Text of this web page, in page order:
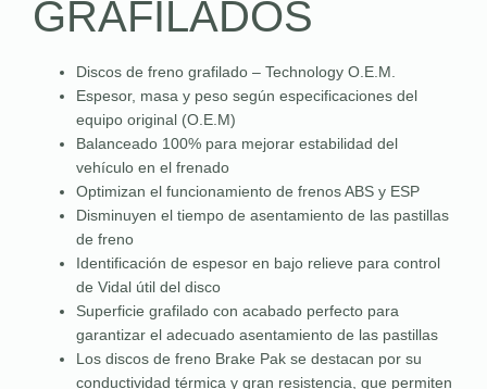
GRAFILADOS
Discos de freno grafilado – Technology O.E.M.
Espesor, masa y peso según especificaciones del
equipo original (O.E.M)
Balanceado 100% para mejorar estabilidad del
vehículo en el frenado
Optimizan el funcionamiento de frenos ABS y ESP
Disminuyen el tiempo de asentamiento de las pastillas
de freno
Identificación de espesor en bajo relieve para control
de Vidal útil del disco
Superficie grafilado con acabado perfecto para
garantizar el adecuado asentamiento de las pastillas
Los discos de freno Brake Pak se destacan por su
conductividad térmica y gran resistencia, que permiten